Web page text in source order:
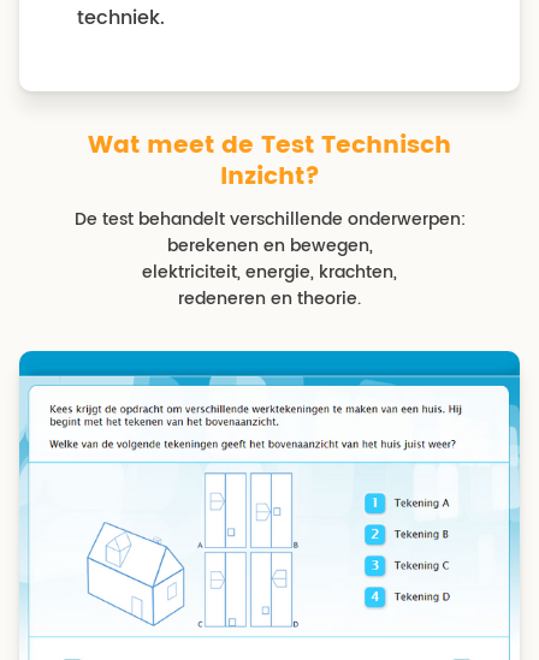
techniek.
Wat meet de Test Technisch
Inzicht?
De test behandelt verschillende onderwerpen:
berekenen en bewegen,
elektriciteit, energie, krachten,
redeneren en theorie.